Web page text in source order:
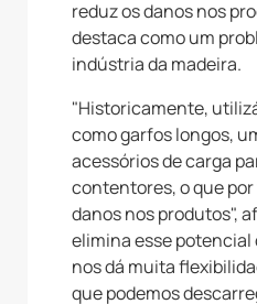
reduz os danos nos
destaca como um
indústria da madeira.
"Historicamente,
como garfos longos,
acessórios de carga
contentores, o que
danos nos produtos",
elimina esse potencial
nos dá muita
que podemos